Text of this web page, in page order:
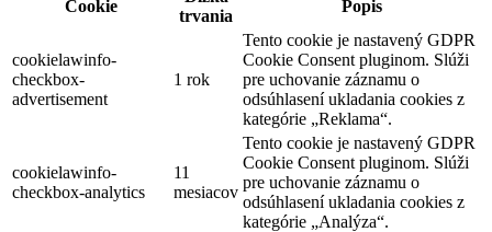
Cookie
trvania
Popis
cookielawinfo-
checkbox-
advertisement
1 rok
Tento cookie je nastavený GDPR
Cookie Consent pluginom. Slúži
pre uchovanie záznamu o
odsúhlasení ukladania cookies z
kategórie „Reklama“.
cookielawinfo-
checkbox-analytics
11
mesiacov
Tento cookie je nastavený GDPR
Cookie Consent pluginom. Slúži
pre uchovanie záznamu o
odsúhlasení ukladania cookies z
kategórie „Analýza“.